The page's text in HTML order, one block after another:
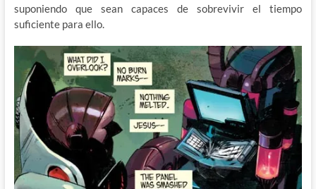
suponiendo que sean capaces de sobrevivir el tiempo
suficiente para ello.